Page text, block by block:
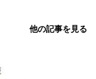
他の記事を見る